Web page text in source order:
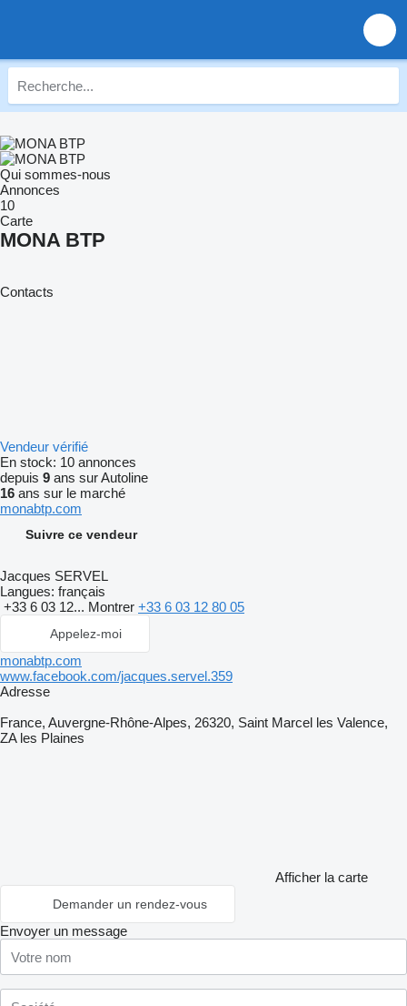
Qui sommes-nous
Annonces
10
Carte
MONA BTP
Contacts
Vendeur vérifié
En stock: 10 annonces
depuis 9 ans sur Autoline
16 ans sur le marché
monabtp.com
Suivre ce vendeur
Jacques SERVEL
Langues: français
+33 6 03 12... Montrer +33 6 03 12 80 05
Appelez-moi
monabtp.com
www.facebook.com/jacques.servel.359
Adresse
France, Auvergne-Rhône-Alpes, 26320, Saint Marcel les Valence,
ZA les Plaines
Afficher la carte
Demander un rendez-vous
Envoyer un message